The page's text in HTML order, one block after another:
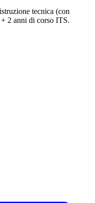
tecnica (con
2 anni di corso ITS.